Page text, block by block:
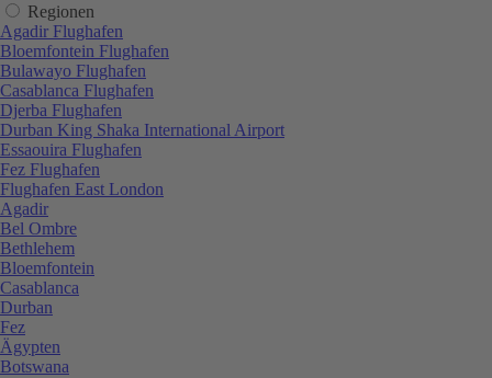
Regionen
Agadir Flughafen
Bloemfontein Flughafen
Bulawayo Flughafen
Casablanca Flughafen
Djerba Flughafen
Durban King Shaka International Airport
Essaouira Flughafen
Fez Flughafen
Flughafen East London
Agadir
Bel Ombre
Bethlehem
Bloemfontein
Casablanca
Durban
Fez
Ägypten
Botswana